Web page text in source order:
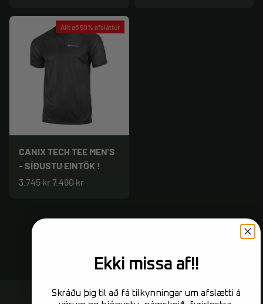
Allt að 50% afsláttur
CANIX TECH TEE MEN'S
- SÍÐUSTU EINTÖK !
3.745 kr7.490 kr
Ekki missa af!!
Skráðu þig til að fá tilkynningar um afslætti á